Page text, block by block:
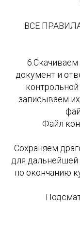
ВСЕ
документ и
записываем
Файл
Сохраняем
для дальнейшей
по окончанию